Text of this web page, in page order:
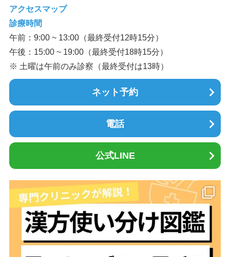
アクセスマップ
診療時間
午前：9:00 ~ 13:00（最終受付12時15分）
午後：15:00 ~ 19:00（最終受付18時15分）
※ 土曜は午前のみ診察（最終受付は13時）
ネット予約
電話
公式LINE